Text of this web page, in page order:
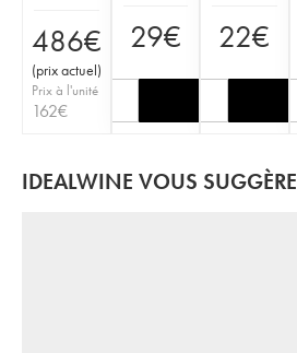
486€
(prix actuel)
Prix à l'unité
162€
29€ 22€
IDEALWINE VOUS SUGGÈRE